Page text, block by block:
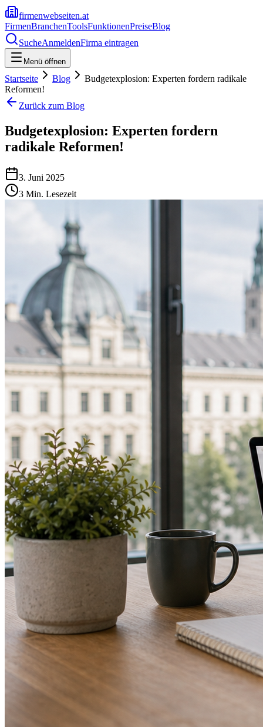
firmenwebseiten.at
FirmenBranchenToolsFunktionenPreiseBlog
SucheAnmeldenFirma eintragen
Menü öffnen
Startseite Blog
Budgetexplosion: Experten fordern radikale
Reformen!
Zurück zum Blog
Budgetexplosion: Experten fordern
radikale Reformen!
3. Juni 2025
3 Min. Lesezeit